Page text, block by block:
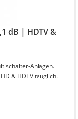
dB | HDTV &
Anlagen.
& HDTV tauglich.